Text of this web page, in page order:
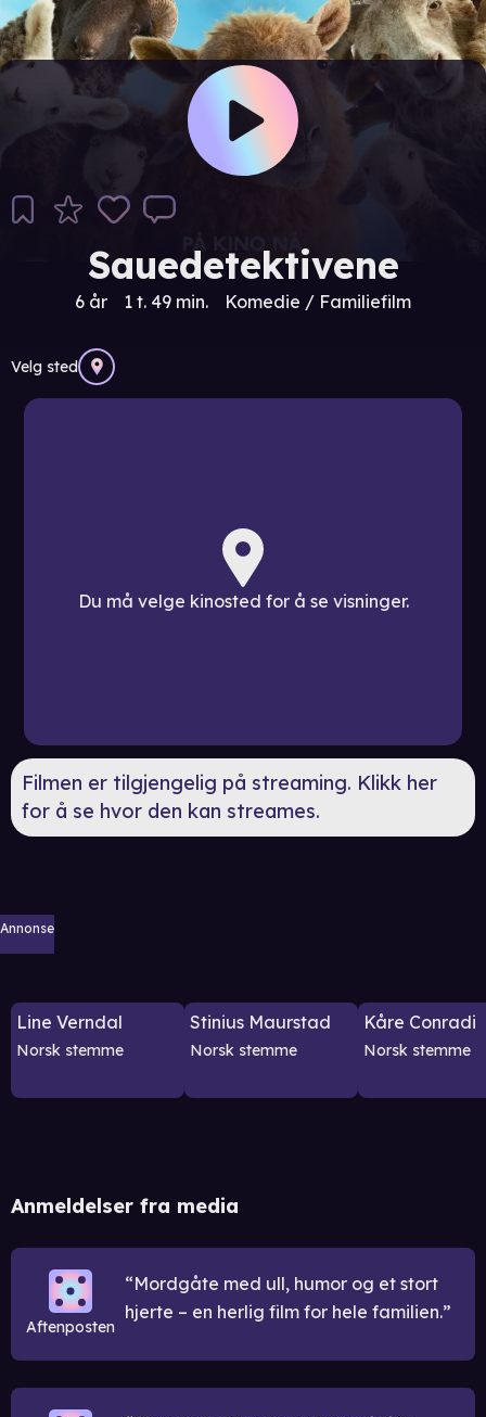
Sauedetektivene
6 år 1 t. 49 min. Komedie / Familiefilm
Velg sted
Du må velge kinosted for å se visninger.
Filmen er tilgjengelig på streaming. Klikk her
for å se hvor den kan streames.
Annonse
Line Verndal
Norsk stemme
Stinius Maurstad
Norsk stemme
Kåre Conradi
Norsk stemme
Anmeldelser fra media
Aftenposten
Mordgåte med ull, humor og et stort
hjerte – en herlig film for hele familien.